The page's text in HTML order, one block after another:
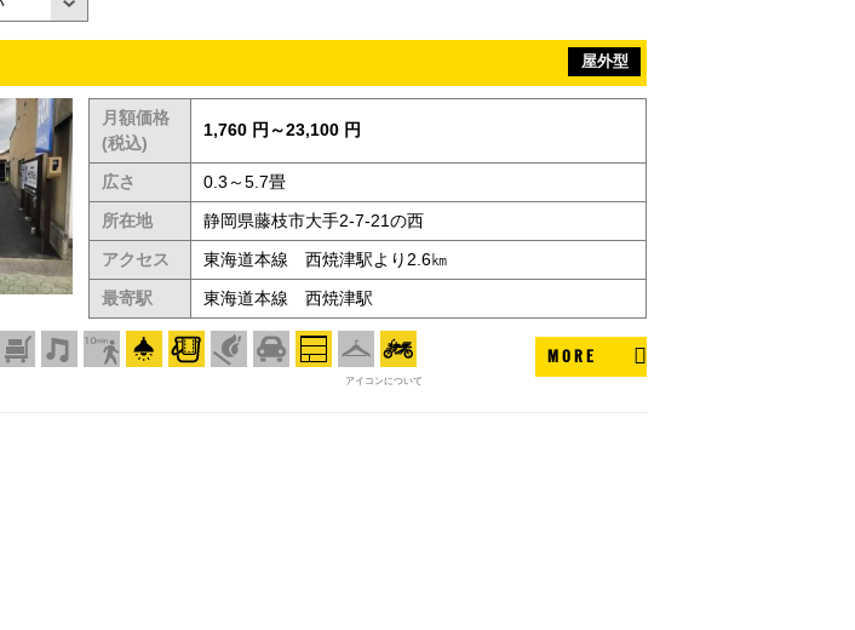
屋外型
月額価格
(税込)
1,760 円～23,100 円
広さ
0.3～5.7畳
所在地
静岡県藤枝市大手2-7-21の西
アクセス
東海道本線 西焼津駅より2.6㎞
最寄駅
東海道本線 西焼津駅
アイコンについて
MORE